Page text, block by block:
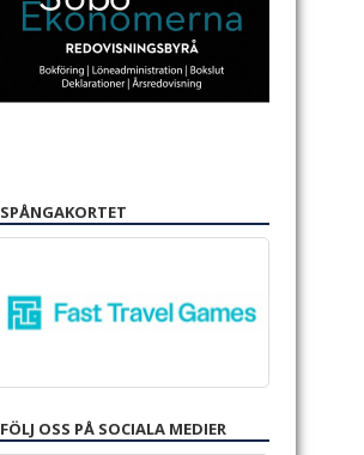
SPÅNGAKORTET
FÖLJ OSS PÅ SOCIALA MEDIER